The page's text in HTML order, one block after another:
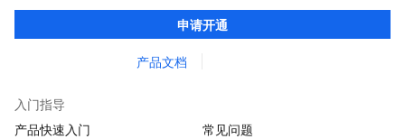
务的整体性解决方案。提供完善的工具链和服务，协助客户主动、
申请开通
产品文档
入门指导
产品快速入门
常见问题